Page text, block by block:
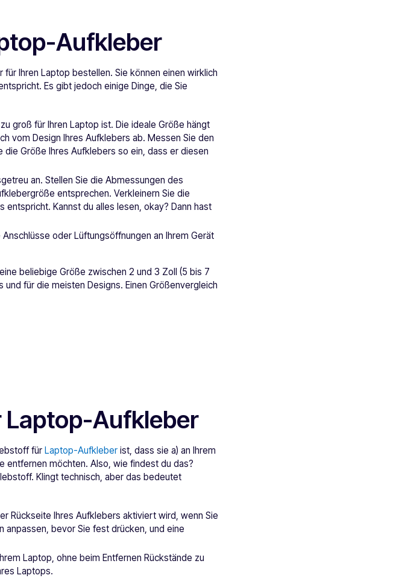
Aufkleber
Ihren Laptop bestellen. Sie können einen wirklich
Es gibt jedoch einige Dinge, die Sie
groß für Ihren Laptop ist. Die ideale Größe hängt
vom Design Ihres Aufklebers ab. Messen Sie den
Größe Ihres Aufklebers so ein, dass er diesen
an. Stellen Sie die Abmessungen des
entsprechen. Verkleinern Sie die
Kannst du alles lesen, okay? Dann hast
oder Lüftungsöffnungen an Ihrem Gerät
beliebige Größe zwischen 2 und 3 Zoll (5 bis 7
für die meisten Designs. Einen Größenvergleich
Laptop-Aufkleber
für Laptop-Aufkleber ist, dass sie a) an Ihrem
entfernen möchten. Also, wie findest du das?
Klingt technisch, aber das bedeutet
Rückseite Ihres Aufklebers aktiviert wird, wenn Sie
anpassen, bevor Sie fest drücken, und eine
Laptop, ohne beim Entfernen Rückstände zu
Laptops.